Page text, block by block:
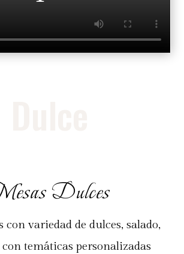
Dulces
con variedad de dulces, salado,
temáticas personalizadas